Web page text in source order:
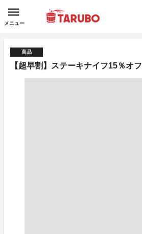
メニュー
商品
【超早割】ステーキナイフ15％オフ